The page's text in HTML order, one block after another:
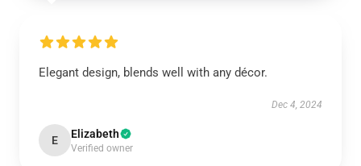
Elegant design, blends well with any décor.
Dec 4, 2024
E Elizabeth
Verified owner